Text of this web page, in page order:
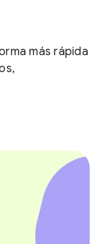
más rápida